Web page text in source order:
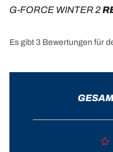
G-FORCE WINTER 2
Es gibt 3 Bewertungen für